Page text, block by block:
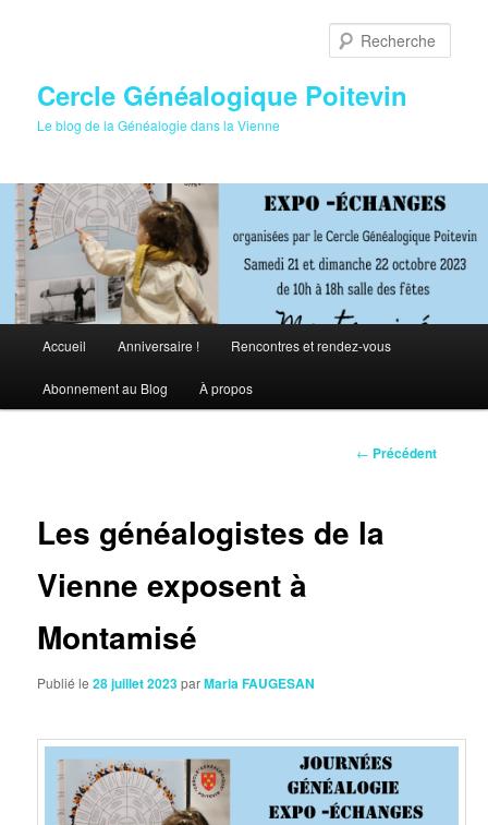
Cercle Généalogique Poitevin
Le blog de la Généalogie dans la Vienne
principal
Accueil Anniversaire ! Rencontres et rendez-vous
Abonnement au Blog À propos
Navigation
← Précédent
Les généalogistes de la
Vienne exposent à
Montamisé
Publié le28 juillet 2023parMaria FAUGESAN